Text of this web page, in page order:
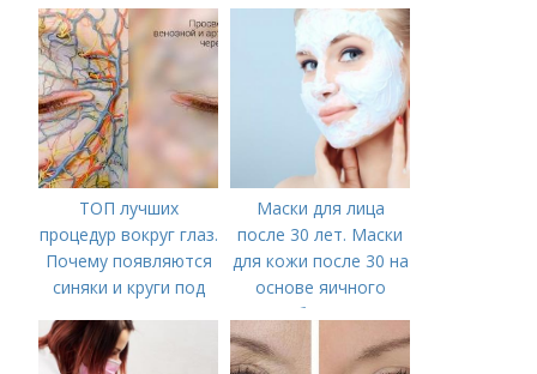
ТОП лучших
процедур вокруг глаз.
Почему появляются
синяки и круги под
Маски для лица
после 30 лет. Маски
для кожи после 30 на
основе яичного
белка